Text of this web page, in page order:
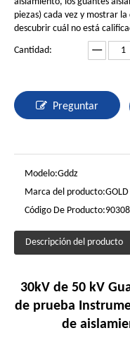
piezas) cada vez y mostrar
descubrir cuál no está
Cantidad:
Preguntar
Modelo:Gddz
Marca del producto:GOLD
Código De Producto:
Descripción del producto
30kV de 50 kV
de prueba
de